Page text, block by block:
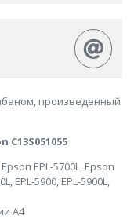
произведенный
C13S051055
EPL-5700L, Epson
EPL-5900, EPL-5900L,
А4